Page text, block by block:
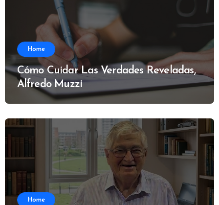
Home
Cómo Cuidar Las Verdades Reveladas,
Alfredo Muzzi
Home